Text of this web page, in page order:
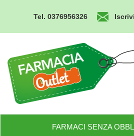
principale
Tel. 0376956326
Outlet
FARMACI SENZA